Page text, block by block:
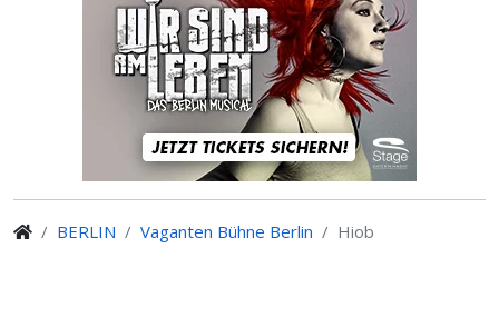
BERLIN Vaganten Bühne Berlin Hiob